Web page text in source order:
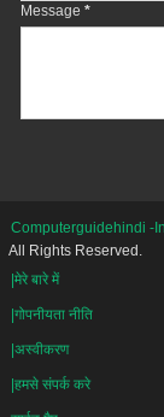
Message *
Computerguidehindi -
All Rights Reserved.
|मेरे बारे में
|गोपनीयता नीति
|अस्वीकरण
|हमसे संपर्क करे